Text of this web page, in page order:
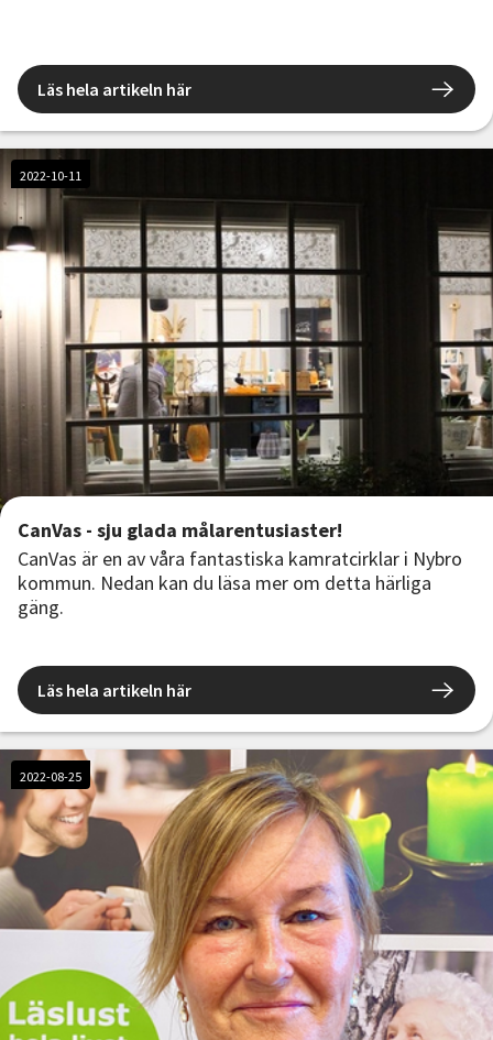
Läs hela artikeln här
2022-10-11
CanVas - sju glada målarentusiaster!
CanVas är en av våra fantastiska kamratcirklar i Nybro
kommun. Nedan kan du läsa mer om detta härliga
gäng.
Läs hela artikeln här
2022-08-25